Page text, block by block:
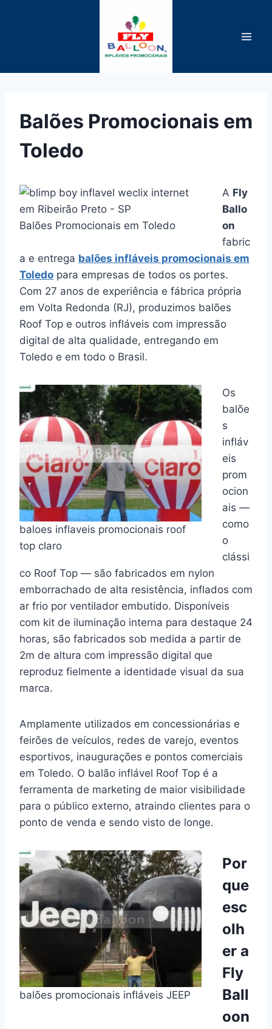
Balões Promocionais em
Toledo
Balões Promocionais em Toledo
A Fly
Ballo
on
fabric
a e entrega balões infláveis promocionais em
Toledo para empresas de todos os portes.
Com 27 anos de experiência e fábrica própria
em Volta Redonda (RJ), produzimos balões
Roof Top e outros infláveis com impressão
digital de alta qualidade, entregando em
Toledo e em todo o Brasil.
baloes inflaveis promocionais roof
top claro
Os
balõe
s
infláv
eis
prom
ocion
ais —
como
o
clássi
co Roof Top — são fabricados em nylon
emborrachado de alta resistência, inflados com
ar frio por ventilador embutido. Disponíveis
com kit de iluminação interna para destaque 24
horas, são fabricados sob medida a partir de
2m de altura com impressão digital que
reproduz fielmente a identidade visual da sua
marca.
Amplamente utilizados em concessionárias e
feirões de veículos, redes de varejo, eventos
esportivos, inaugurações e pontos comerciais
em Toledo. O balão inflável Roof Top é a
ferramenta de marketing de maior visibilidade
para o público externo, atraindo clientes para o
ponto de venda e sendo visto de longe.
balões promocionais infláveis JEEP
Por
que
esc
olh
er a
Fly
Ball
oon